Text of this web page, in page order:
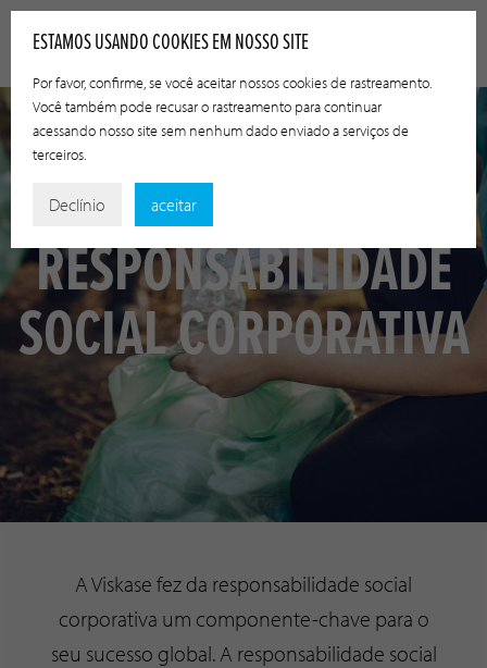
RESPONSABILIDADE
SOCIAL CORPORATIVA
A Viskase fez da responsabilidade social
corporativa um componente-chave para o
seu sucesso global. A responsabilidade social
ESTAMOS USANDO COOKIES EM NOSSO SITE
Por favor, confirme, se você aceitar nossos cookies de rastreamento.
Você também pode recusar o rastreamento para continuar
acessando nosso site sem nenhum dado enviado a serviços de
terceiros.
Declínio aceitar